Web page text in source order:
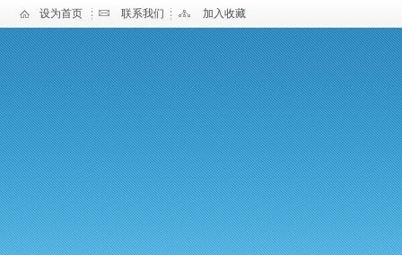
设为首页 联系我们 加入收藏